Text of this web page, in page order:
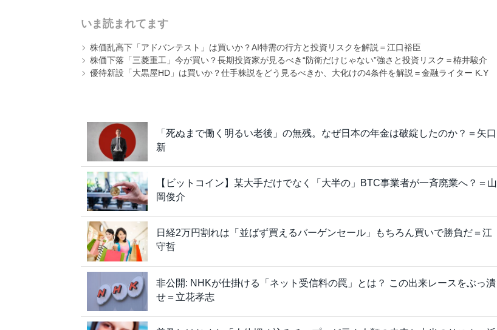
いま読まれてます
株価乱高下「アドバンテスト」は買いか？AI特需の行方と投資リスクを解説＝江口裕臣
株価下落「三菱重工」今が買い？長期投資家が見るべき“防衛だけじゃない”強さと投資リスク＝栫井駿介
優待新設「大黒屋HD」は買いか？仕手株説をどう見るべきか、大化けの4条件を解説＝金融ライター K.Y
「死ぬまで働く明るい老後」の無残。なぜ日本の年金は破綻したのか？＝矢口
新
【ビットコイン】某大手だけでなく「大半の」BTC事業者が一斉廃業へ？＝山
岡俊介
日経2万円割れは「並ばず買えるバーゲンセール」もちろん買いで勝負だ＝江
守哲
非公開: NHKが仕掛ける「ネット受信料の罠」とは？ この出来レースをぶっ潰
せ＝立花孝志